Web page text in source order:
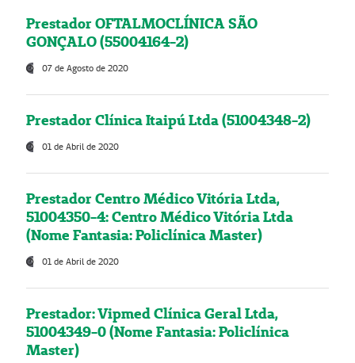
Prestador OFTALMOCLÍNICA SÃO
GONÇALO (55004164-2)
07 de Agosto de 2020
Prestador Clínica Itaipú Ltda (51004348-2)
01 de Abril de 2020
Prestador Centro Médico Vitória Ltda,
51004350-4: Centro Médico Vitória Ltda
(Nome Fantasia: Policlínica Master)
01 de Abril de 2020
Prestador: Vipmed Clínica Geral Ltda,
51004349-0 (Nome Fantasia: Policlínica
Master)